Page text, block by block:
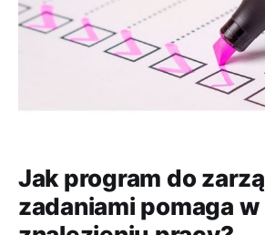
Jak program do
zadaniami pomaga w